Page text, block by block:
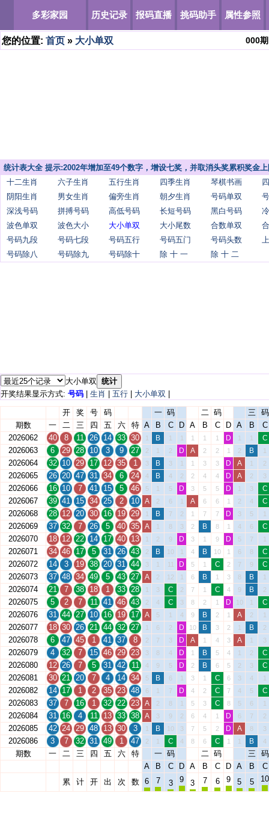
多彩家园 历史记录 报码直播 挑码助手 属性参照
您的位置: 首页 » 大小单双 000期
统计表大全 提示:2002年增加至49个数字，增设七奖，并取消头奖累积奖金
十二生肖
六子生肖 五行生肖 四季生肖 琴棋书画
阴阳生肖
男女生肖 偏旁生肖 朝夕生肖 号码单双
深浅号码
拼搏号码 高低号码 长短号码 黑白号码
波色单双
波色大小 大小单双 大小尾数 合数单双
号码九段
号码七段 号码五行 号码五门 号码头数
号码除八
号码除九 号码除十 除 十 一 除 十 二
大小单双 统计
开奖结果显示方式: 号码 生肖 五行 大小单双
开 奖 号 码 一 码 二 码 三
码
期数
一 二 三 四 五 六 特 A B C D A B C D A B
C
2026062
40 8 11 26 14 33 30 1 B 1 1 1 1 1 D 1 1 C
2026063 6 29 28 10 3 9 27 2 1 2 D A 2 2 1 2 B 1
2026064 32 10 29 17 12 35 1 3 B 3 1 1 3 3 D A 1 2
2026065 26 20 47 31 34 6 24 4 B 4 2 2 4 4 D A 2 3
2026066 16 10 7 41 15 5 46 5 1 5 D 3 5 5 D 1 3 C
2026067 39 41 15 34 25 2 10 A 2 6 1 A 6 6 1 2 4 C
2026068 28 12 20 30 16 19 29 1 B 7 2 1 7 7 D 3 5 1
2026069 37 32 7 26 5 40 35 A 1 8 3 2 B 8 1 4 6 C
2026070 18 12 22 14 17 40 13 1 2 9 D 3 1 9 D 5 7 1
2026071 34 46 17 5 31 26 43 2 B 10 1 4 B 10 1 6 8 C
2026072 14 3 19 38 20 31 44 3 1 11 D 5 1 C 2 7 9 C
2026073 37 48 34 49 5 43 27 A 2 12 1 6 B 1 3 8 B 1
2026074 21 7 38 18 1 33 28 1 3 C 2 7 1 C 4 9 B 2
2026075 5 2 7 11 41 46 43 2 4 C 3 8 2 1 D 10 1 C
2026076 31 44 27 10 16 19 17 A 5 1 4 9 B 2 1 A 2 1
2026077 18 30 26 21 44 32 27 1 6 2 D 10 B 3 2 1 B 2
2026078 6 47 45 1 41 37 8 2 7 3 D A 1 4 3 A 1 3
2026079 4 32 7 15 46 29 23 3 8 4 D 1 B 5 4 1 2 C
2026080 12 26 7 5 31 42 11 4 9 5 D 2 B 6 5 2 3 C
2026081 30 21 20 7 4 14 34 5 B 6 1 3 1 C 6 3 4 1
2026082 14 17 1 2 35 23 48 6 1 7 D 4 2 C 7 4 5 C
2026083 37 7 16 1 32 22 23 A 2 8 1 5 3 C 8 5 6 1
2026084 31 16 4 11 13 33 38 A 3 9 2 6 4 1 D 6 7 2
2026085 42 24 29 48 13 30 3 1 B 10 3 7 5 2 D A 8 3
2026086 3 7 32 31 49 1 47 2 1 C 4 8 6 C 1 1 B 4
期数 一 二 三 四 五 六 特 一 码 二 码 三
码
A
B C D A B C D A B
C
累
计 开 出 次 数 6 7 3 9 3 7 6 9 5 5 10